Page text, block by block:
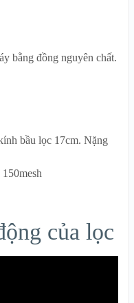
bằng đồng nguyên chất.
bầu lọc 17cm. Nặng
của lọc